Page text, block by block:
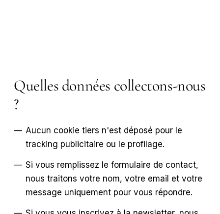
Quelles données collectons-nous
?
— Aucun cookie tiers n'est déposé pour le
tracking publicitaire ou le profilage.
— Si vous remplissez le formulaire de contact,
nous traitons votre nom, votre email et votre
message uniquement pour vous répondre.